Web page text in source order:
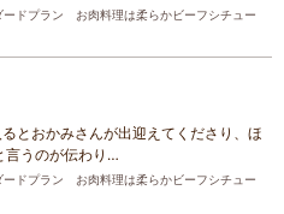
ドプラン お肉料理は柔らかビーフシチュー
とおかみさんが出迎えてくださり、ほ
言うのが伝わり…
ドプラン お肉料理は柔らかビーフシチュー